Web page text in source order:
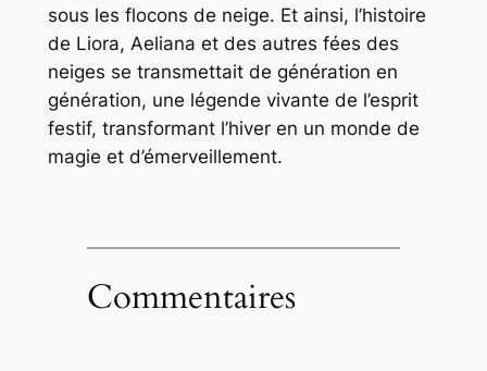
sous les flocons de neige. Et ainsi, l’histoire
de Liora, Aeliana et des autres fées des
neiges se transmettait de génération en
génération, une légende vivante de l’esprit
festif, transformant l’hiver en un monde de
magie et d’émerveillement.
Commentaires